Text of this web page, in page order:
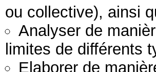
ou collective), ainsi
Analyser de
limites de différents
Elaborer de